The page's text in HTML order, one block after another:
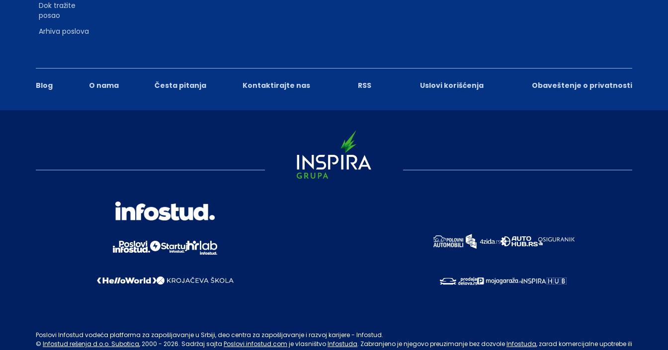
Blog O nama Česta pitanja Kontaktirajte nas RSS Uslovi korišćenja Obaveštenje o privatnosti
Dok tražite
posao
Arhiva poslova
Poslovi Infostud vodeća platforma za zapošljavanje u Srbiji, deo centra za zapošljavanje i razvoj karijere - Infostud.
© Infostud rešenja d.o.o. Subotica, 2000 - 2026. Sadržaj sajta Poslovi.infostud.com je vlasništvoInfostuda. Zabranjeno je njegovo preuzimanje bez dozvoleInfostuda, zarad komercijalne upotrebe ili